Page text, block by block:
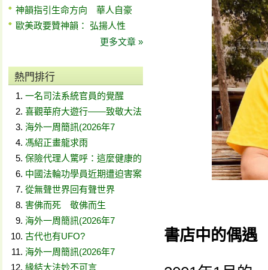
神韻指引生命方向 華人自豪
歐美政要贊神韻： 弘揚人性
更多文章 »
熱門排行
一名司法系統官員的覺醒
喜觀華府大遊行——致敬大法
海外一周簡訊(2026年7
馮紹正畫龍求雨
保險代理人驚呼：這麼健康的
中國法輪功學員近期遭迫害案
從無聲世界回有聲世界
害佛而死 敬佛而生
海外一周簡訊(2026年7
古代也有UFO?
海外一周簡訊(2026年7
緣結大法妙不可言
書店中的偶遇